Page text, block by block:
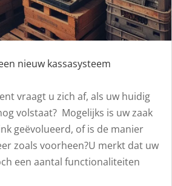
nieuw kassasysteem
vraagt u zich af, als uw huidig
volstaat? Mogelijks is uw zaak
geëvolueerd, of is de manier
zoals voorheen?U merkt dat uw
een aantal functionaliteiten